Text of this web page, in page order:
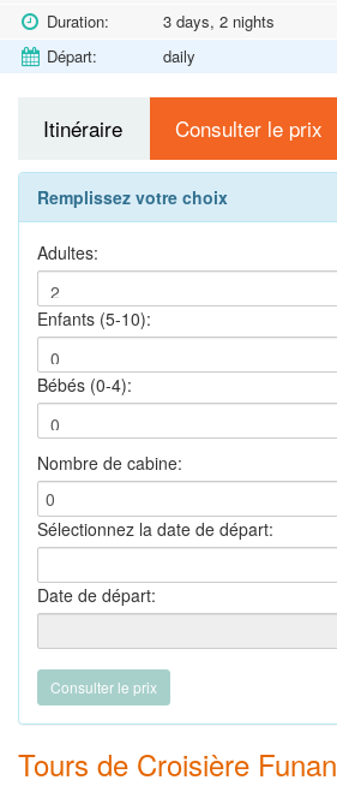
Duration:
3 days, 2 nights
Départ:
daily
Itinéraire Consulter le prix
Remplissez votre choix
Adultes:
Enfants (5-10):
Bébés (0-4):
Nombre de cabine:
Sélectionnez la date de départ:
Date de départ:
Tours de Croisière Funan